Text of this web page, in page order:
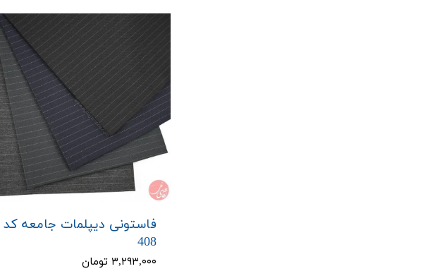
فاستونی دیپلمات جامعه کد
408
۳,۲۹۳,۰۰۰ تومان